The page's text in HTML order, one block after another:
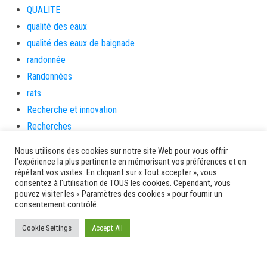
QUALITE
qualité des eaux
qualité des eaux de baignade
randonnée
Randonnées
rats
Recherche et innovation
Recherches
RenovFDF
République
Ressources humaines
Résultats des courses – PMU
réunion publique
Nous utilisons des cookies sur notre site Web pour vous offrir
l'expérience la plus pertinente en mémorisant vos préférences et en
répétant vos visites. En cliquant sur « Tout accepter », vous
consentez à l'utilisation de TOUS les cookies. Cependant, vous
pouvez visiter les « Paramètres des cookies » pour fournir un
consentement contrôlé.
Cookie Settings Accept All